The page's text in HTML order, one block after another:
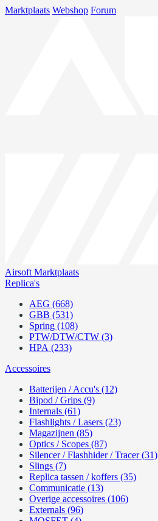
Marktplaats Webshop Forum
Airsoft Marktplaats
Replica's
AEG (668)
GBB (531)
Spring (108)
PTW/DTW/CTW (3)
HPA (233)
Accessoires
Batterijen / Accu's (12)
Bipod / Grips (9)
Internals (61)
Flashlights / Lasers (23)
Magazijnen (85)
Optics / Scopes (87)
Silencer / Flashhider / Tracer (31)
Slings (7)
Replica tassen / koffers (35)
Communicatie (13)
Overige accessoires (106)
Externals (96)